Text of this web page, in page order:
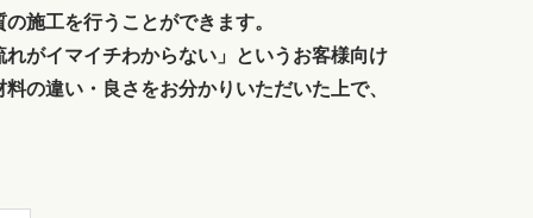
施工を行うことができます。
がイマイチわからない」というお客様向け
の違い・良さをお分かりいただいた上で、